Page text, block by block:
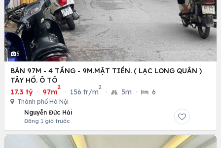
5
BÁN 97M - 4 TẦNG - 9M.MẶT TIỀN. ( LẠC LONG QUÂN )
TÂY HỒ. Ô TÔ
17.3 tỷ · 97m
2
· 156 tr/m
2
· 5m · 6
Thành phố Hà Nội
Nguyễn Đức Hải
Đăng 1 giờ trước